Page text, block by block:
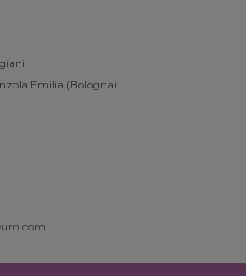
Emilia (Bologna)